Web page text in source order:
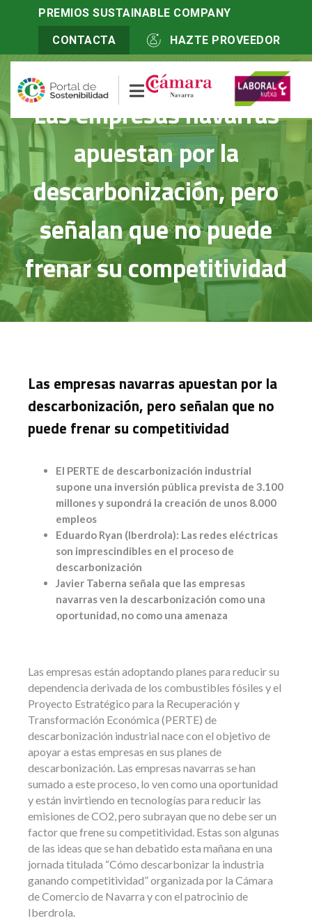
PREMIOS SUSTAINABLE COMPANY
CONTACTA HAZTE PROVEEDOR
>Actualidad>Las empresas navarras apuestan por la
descarbonización, pero señalan que no puede frenar su competitividad
Las empresas navarras
apuestan por la
descarbonización, pero
señalan que no puede
frenar su competitividad
Las empresas navarras apuestan por la
descarbonización, pero señalan que no
puede frenar su competitividad
El PERTE de descarbonización industrial
supone una inversión pública prevista de 3.100
millones y supondrá la creación de unos 8.000
empleos
Eduardo Ryan (Iberdrola): Las redes eléctricas
son imprescindibles en el proceso de
descarbonización
Javier Taberna señala que las empresas
navarras ven la descarbonización como una
oportunidad, no como una amenaza
Las empresas están adoptando planes para reducir su
dependencia derivada de los combustibles fósiles y el
Proyecto Estratégico para la Recuperación y
Transformación Económica (PERTE) de
descarbonización industrial nace con el objetivo de
apoyar a estas empresas en sus planes de
descarbonización. Las empresas navarras se han
sumado a este proceso, lo ven como una oportunidad
y están invirtiendo en tecnologías para reducir las
emisiones de CO2, pero subrayan que no debe ser un
factor que frene su competitividad. Estas son algunas
de las ideas que se han debatido esta mañana en una
jornada titulada “Cómo descarbonizar la industria
ganando competitividad” organizada por la Cámara
de Comercio de Navarra y con el patrocinio de
Iberdrola.